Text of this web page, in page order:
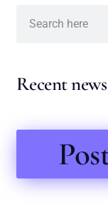
Recent news